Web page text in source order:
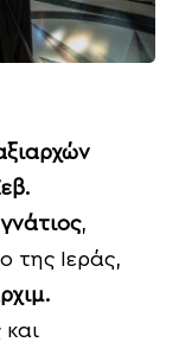
,
της Ιεράς,